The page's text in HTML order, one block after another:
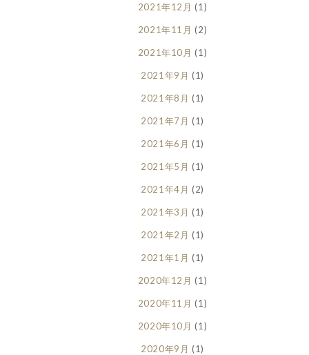
2021年12月 (1)
2021年11月 (2)
2021年10月 (1)
2021年9月 (1)
2021年8月 (1)
2021年7月 (1)
2021年6月 (1)
2021年5月 (1)
2021年4月 (2)
2021年3月 (1)
2021年2月 (1)
2021年1月 (1)
2020年12月 (1)
2020年11月 (1)
2020年10月 (1)
2020年9月 (1)